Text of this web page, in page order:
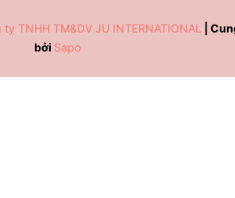
ty TNHH TM&DV JU INTERNATIONAL
bởi Sapo